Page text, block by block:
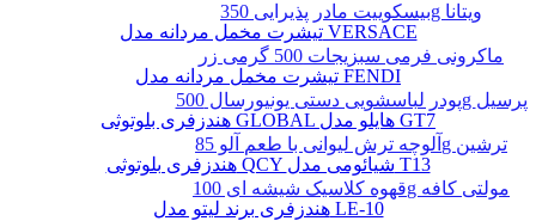
بیسکوییت مادر پذیرایی 350g ویتانا
ماکرونی فرمی سبزیجات 500 گرمی زر
پودر لباسشویی دستی یونیورسال 500g پرسیل
آلوچه ترش لیوانی با طعم آلو 85g ترشین
قهوه کلاسیک شیشه ای 100g مولتی کافه
تیشرت مخمل مردانه مدل VERSACE
تیشرت مخمل مردانه مدل FENDI
هندزفری بلوتوثی GLOBAL هایلو مدل GT7
هندزفری بلوتوثی QCY شیائومی مدل T13
هندزفری برند لیتو مدل LE-10